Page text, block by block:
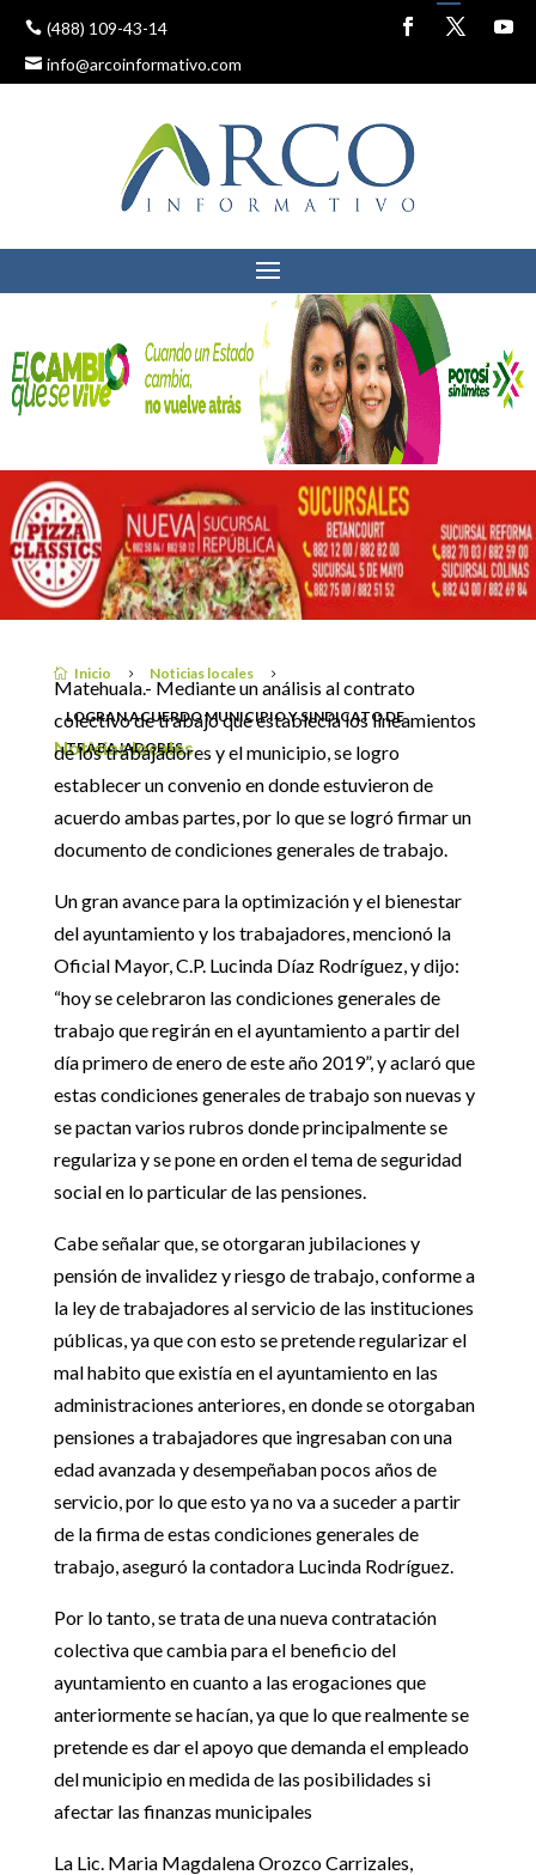
(488) 109-43-14
info@arcoinformativo.com
 Inicio 5 Noticias locales 5
LOGRAN ACUERDO MUNICIPIO Y SINDICATO DE
TRABAJADORES
LOGRAN ACUERDO
MUNICIPIO Y SINDICATO
DE TRABAJADORES
Noticias locales
1 mayo, 2019
Matehuala.- Mediante un análisis al contrato
colectivo de trabajo que establecía los lineamientos
de los trabajadores y el municipio, se logro
establecer un convenio en donde estuvieron de
acuerdo ambas partes, por lo que se logró firmar un
documento de condiciones generales de trabajo.
Un gran avance para la optimización y el bienestar
del ayuntamiento y los trabajadores, mencionó la
Oficial Mayor, C.P. Lucinda Díaz Rodríguez, y dijo:
“hoy se celebraron las condiciones generales de
trabajo que regirán en el ayuntamiento a partir del
día primero de enero de este año 2019”, y aclaró que
estas condiciones generales de trabajo son nuevas y
se pactan varios rubros donde principalmente se
regulariza y se pone en orden el tema de seguridad
social en lo particular de las pensiones.
Cabe señalar que, se otorgaran jubilaciones y
pensión de invalidez y riesgo de trabajo, conforme a
la ley de trabajadores al servicio de las instituciones
públicas, ya que con esto se pretende regularizar el
mal habito que existía en el ayuntamiento en las
administraciones anteriores, en donde se otorgaban
pensiones a trabajadores que ingresaban con una
edad avanzada y desempeñaban pocos años de
servicio, por lo que esto ya no va a suceder a partir
de la firma de estas condiciones generales de
trabajo, aseguró la contadora Lucinda Rodríguez.
Por lo tanto, se trata de una nueva contratación
colectiva que cambia para el beneficio del
ayuntamiento en cuanto a las erogaciones que
anteriormente se hacían, ya que lo que realmente se
pretende es dar el apoyo que demanda el empleado
del municipio en medida de las posibilidades si
afectar las finanzas municipales
La Lic. Maria Magdalena Orozco Carrizales,